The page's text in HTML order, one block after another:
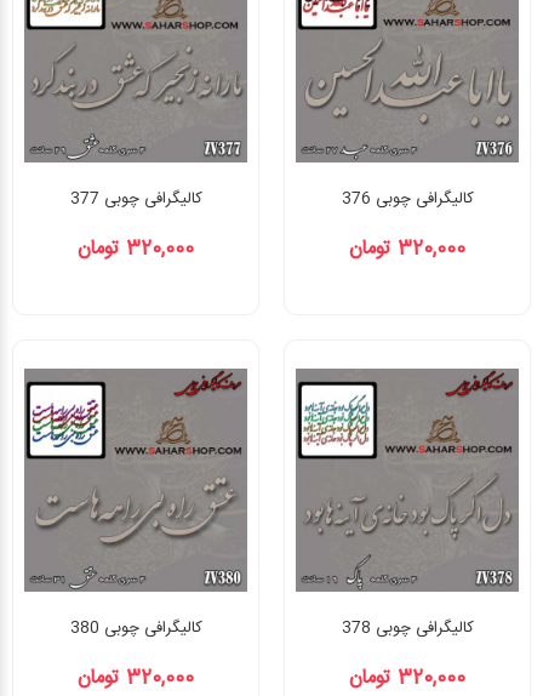
کالیگرافی چوبی 376
320,000 تومان
کالیگرافی چوبی 377
320,000 تومان
کالیگرافی چوبی 378
320,000 تومان
کالیگرافی چوبی 380
320,000 تومان